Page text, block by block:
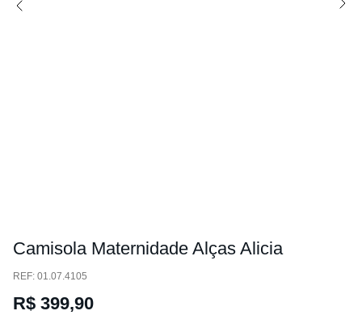
Camisola Maternidade Alças Alicia
: 01.07.4105
R$ 399,90